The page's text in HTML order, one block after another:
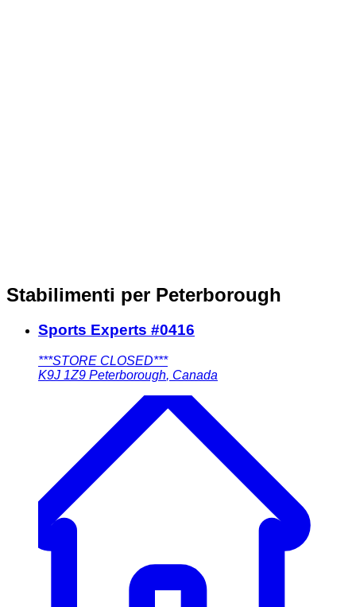
Stabilimenti per Peterborough
Sports Experts #0416
***STORE CLOSED***
K9J 1Z9 Peterborough, Canada